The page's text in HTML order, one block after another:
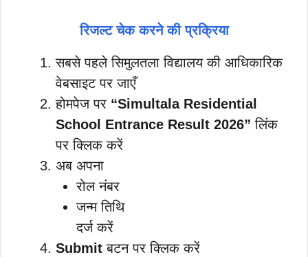
रिजल्ट चेक करने की प्रक्रिया
सबसे पहले सिमुलतला विद्यालय की आधिकारिक
वेबसाइट पर जाएँ
होमपेज पर “Simultala Residential
School Entrance Result 2026” लिंक
पर क्लिक करें
अब अपना
रोल नंबर
जन्म तिथि
दर्ज करें
Submit बटन पर क्लिक करें